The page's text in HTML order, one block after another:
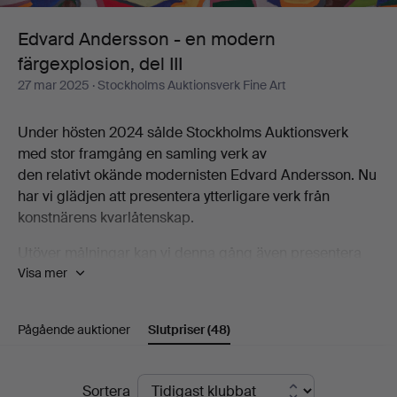
färgexplosion,
del
III
Edvard Andersson - en modern
färgexplosion, del III
27 mar 2025 · Stockholms Auktionsverk Fine Art
Under hösten 2024 sålde Stockholms Auktionsverk
med stor framgång en samling verk av
den relativt okände modernisten Edvard Andersson. Nu
har vi glädjen att presentera ytterligare verk från
konstnärens kvarlåtenskap.
ett antal vävnader utförda av Edvard Anderssons
akvareller. Elsa-Maria var verksam textilkonstnär under
Anderssons förlagor men utvecklade även ett eget
Visa mer
Pågående auktioner Slutpriser(48)
SlutpriserSortera